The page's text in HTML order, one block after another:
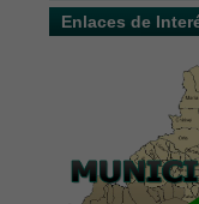
Enlaces de